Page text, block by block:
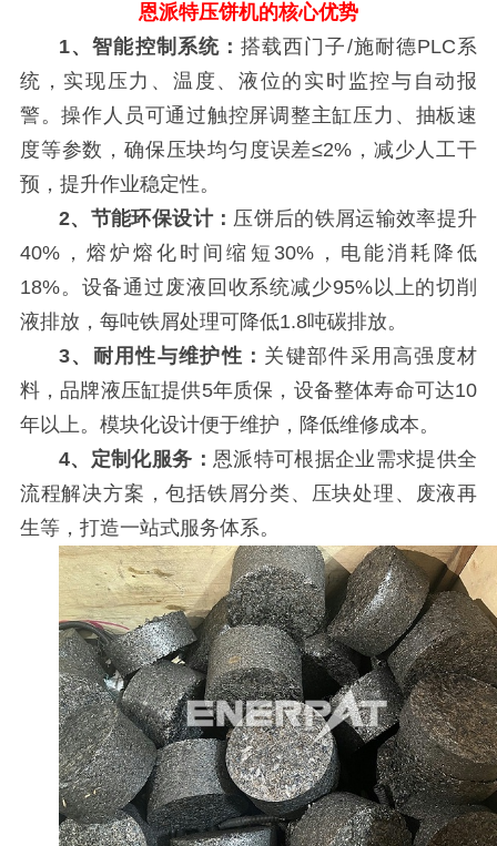
恩派特压饼机的核心优势
1、智能控制系统：搭载西门子/施耐德PLC系
统，实现压力、温度、液位的实时监控与自动报
警。操作人员可通过触控屏调整主缸压力、抽板速
度等参数，确保压块均匀度误差≤2%，减少人工干
预，提升作业稳定性。
2、节能环保设计： 压饼后的铁屑运输效率提升
40%，熔炉熔化时间缩短30%，电能消耗降低
18%。设备通过废液回收系统减少95%以上的切削
液排放，每吨铁屑处理可降低1.8吨碳排放。
3、耐用性与维护性： 关键部件采用高强度材
料，品牌液压缸提供5年质保，设备整体寿命可达10
年以上。模块化设计便于维护，降低维修成本。
4、定制化服务： 恩派特可根据企业需求提供全
流程解决方案，包括铁屑分类、压块处理、废液再
生等，打造一站式服务体系。